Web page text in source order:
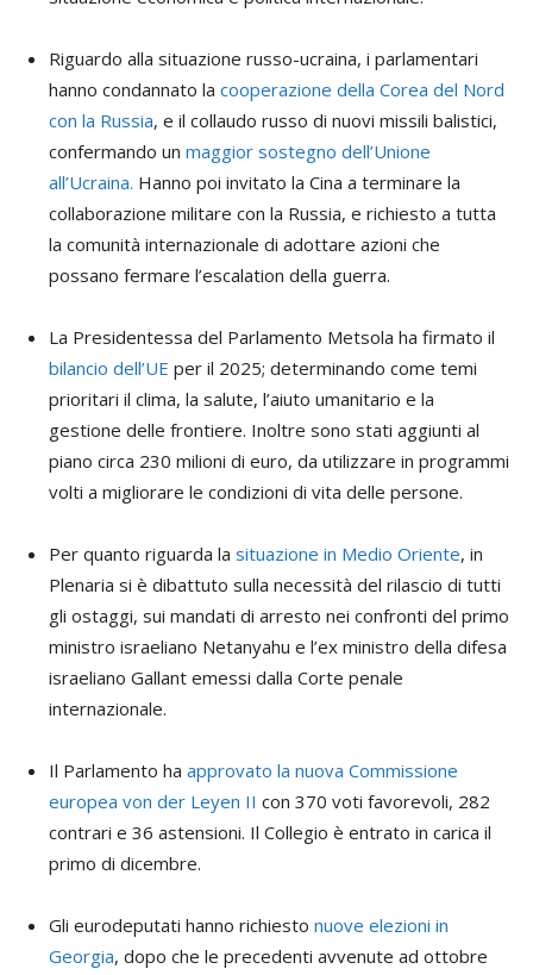
Riguardo alla situazione russo-ucraina, i parlamentari
hanno condannato la cooperazione della Corea del Nord
con la Russia, e il collaudo russo di nuovi missili balistici,
confermando un maggior sostegno dell’Unione
all’Ucraina. Hanno poi invitato la Cina a terminare la
collaborazione militare con la Russia, e richiesto a tutta
la comunità internazionale di adottare azioni che
possano fermare l’escalation della guerra.
La Presidentessa del Parlamento Metsola ha firmato il
bilancio dell’UE per il 2025; determinando come temi
prioritari il clima, la salute, l’aiuto umanitario e la
gestione delle frontiere. Inoltre sono stati aggiunti al
piano circa 230 milioni di euro, da utilizzare in programmi
volti a migliorare le condizioni di vita delle persone.
Per quanto riguarda la situazione in Medio Oriente, in
Plenaria si è dibattuto sulla necessità del rilascio di tutti
gli ostaggi, sui mandati di arresto nei confronti del primo
ministro israeliano Netanyahu e l’ex ministro della difesa
israeliano Gallant emessi dalla Corte penale
internazionale.
Il Parlamento ha approvato la nuova Commissione
europea von der Leyen II con 370 voti favorevoli, 282
contrari e 36 astensioni. Il Collegio è entrato in carica il
primo di dicembre.
Gli eurodeputati hanno richiesto nuove elezioni in
Georgia, dopo che le precedenti avvenute ad ottobre